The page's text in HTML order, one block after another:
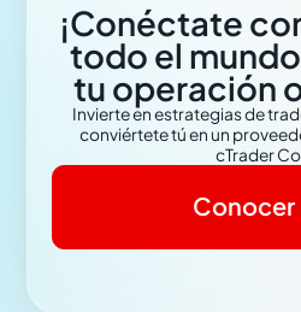
¡Conéctate
todo el
tu operación
Invierte en estrategias de
conviértete tú en un
cTrader
Conocer